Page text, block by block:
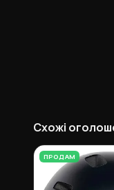
Схожі
ПРОДАМ